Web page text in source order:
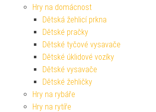
Hry na domácnost
Dětská žehlicí prkna
Dětské pračky
Dětské tyčové vysavače
Dětské úklidové vozíky
Dětské vysavače
Dětské žehličky
Hry na rybáře
Hry na rytíře